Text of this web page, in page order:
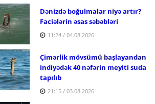
Dənizdə boğulmalar niyə artır?
Faciələrin əsas səbəbləri
11:24 / 04.08.2026
Çimərlik mövsümü başlayandan
indiyədək 40 nəfərin meyiti suda
tapılıb
21:15 / 03.08.2026